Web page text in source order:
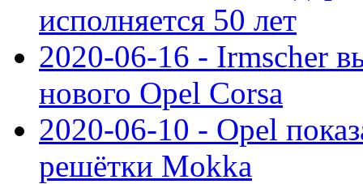
исполняется 50 лет
2020-06-16 - Irmscher
нового Opel Corsa
2020-06-10 - Opel
решётки Mokka